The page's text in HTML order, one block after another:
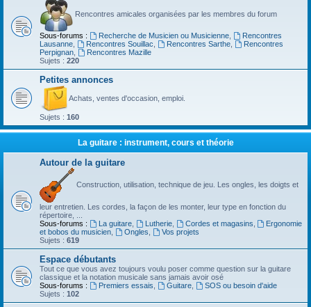
Rencontres amicales organisées par les membres du forum
Sous-forums : Recherche de Musicien ou Musicienne,
Rencontres
Lausanne
Rencontres Souillac Rencontres Sarthe,
Rencontres
Perpignan
Rencontres Mazille
Sujets : 220
Petites annonces
Achats, ventes d'occasion, emploi.
Sujets : 160
La guitare : instrument, cours et théorie
Autour de la guitare
Construction, utilisation, technique de jeu. Les ongles, les doigts et
leur entretien. Les cordes, la façon de les monter, leur type en fonction du
répertoire, ...
Sous-forums :
La guitare, Lutherie, Cordes et magasins
Ergonomie
et bobos du musicien
Ongles
Vos projets
Sujets : 619
Espace débutants
Tout ce que vous avez toujours voulu poser comme question sur la guitare
classique et la notation musicale sans jamais avoir osé
Sous-forums :
Premiers essais Guitare,
SOS ou besoin d'aide
Sujets : 102